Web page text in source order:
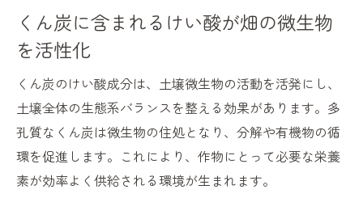
けい酸含有を最大化する製造管理のポイン
ト
くん炭に含まれるけい酸が畑の微生物
を活性化
くん炭のけい酸成分は、土壌微生物の活動を活発にし、
土壌全体の生態系バランスを整える効果があります。多
孔質なくん炭は微生物の住処となり、分解や有機物の循
環を促進します。これにより、作物にとって必要な栄養
素が効率よく供給される環境が生まれます。